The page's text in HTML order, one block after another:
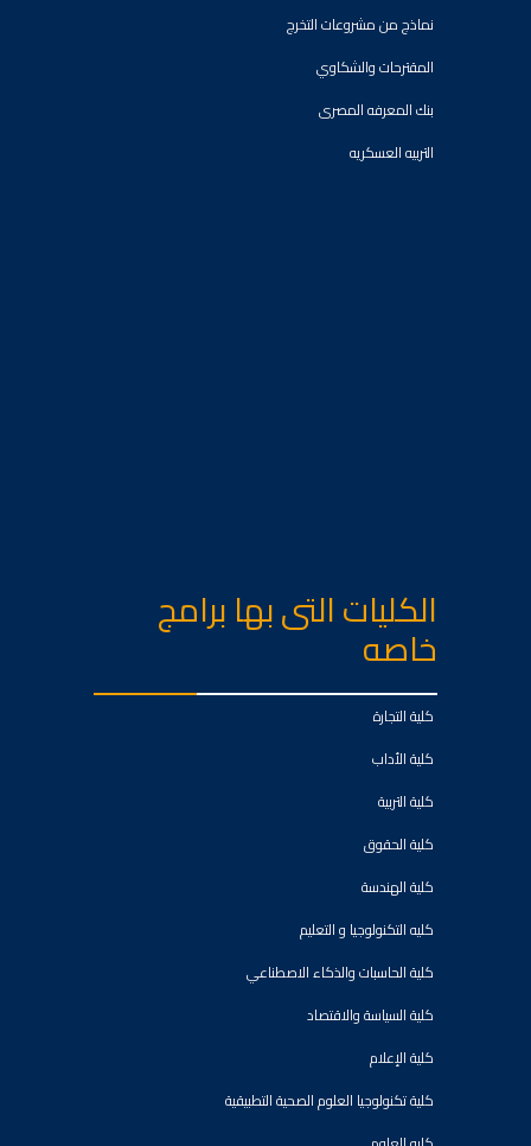
نماذج من مشروعات التخرج
المقترحات والشكاوي
بنك المعرفه المصرى
التربيه العسكريه
الكليات التى بها برامج
خاصه
كلية التجارة
كلية الأداب
كلية التربية
كلية الحقوق
كلية الهندسة
كليه التكنولوجيا و التعليم
كلية الحاسبات والذكاء الاصطناعي
كلية السياسة والاقتصاد
كلية الإعلام
كلية تكنولوجيا العلوم الصحية التطبيقية